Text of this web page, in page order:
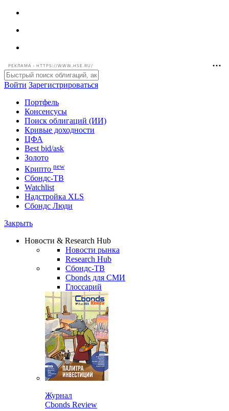
РЕКЛАМА • HTTPS://WWW.HSE.RU/
Войти Зарегистрироваться
Портфель
Консенсусы
Поиск облигаций (ИИ)
Кривые доходности
ЦФА
Best bid/ask
Золото
Крипто new
Watchlist
Сбондс Люди
Новости & Research Hub
Новости рынка
Research Hub
Сбондс-ТВ
Cbonds для СМИ
Глоссарий